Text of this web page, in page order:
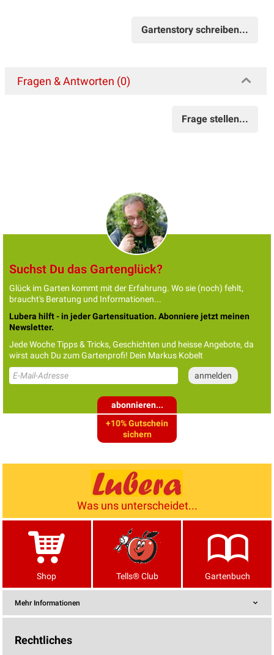
Gartenstory schreiben...
Fragen & Antworten (0)
Frage stellen...
Suchst Du das Gartenglück?
Glück im Garten kommt mit der Erfahrung. Wo sie (noch) fehlt,
braucht's Beratung und Informationen...
Lubera hilft - in jeder Gartensituation. Abonniere jetzt meinen
Newsletter.
Jede Woche Tipps & Tricks, Geschichten und heisse Angebote, da
wirst auch Du zum Gartenprofi! Dein Markus Kobelt
abonnieren...
+10% Gutschein
sichern
Was uns unterscheidet...
Shop Tells® Club Gartenbuch
Mehr Informationen
Rechtliches